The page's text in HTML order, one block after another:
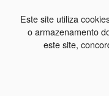
Este site utiliza
o armazenamento
este site,